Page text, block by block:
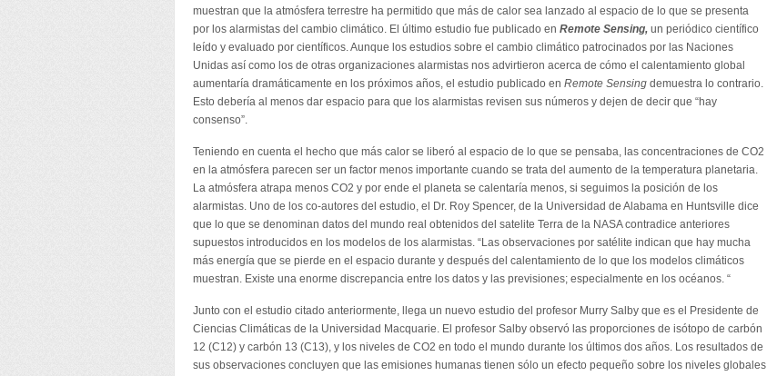
muestran que la atmósfera terrestre ha permitido que más de calor sea lanzado al espacio de lo que se presenta
por los alarmistas del cambio climático. El último estudio fue publicado en Remote Sensing, un periódico científico
leído y evaluado por científicos. Aunque los estudios sobre el cambio climático patrocinados por las Naciones
Unidas así como los de otras organizaciones alarmistas nos advirtieron acerca de cómo el calentamiento global
aumentaría dramáticamente en los próximos años, el estudio publicado en Remote Sensing demuestra lo contrario.
Esto debería al menos dar espacio para que los alarmistas revisen sus números y dejen de decir que “hay
consenso”.
Teniendo en cuenta el hecho que más calor se liberó al espacio de lo que se pensaba, las concentraciones de CO2
en la atmósfera parecen ser un factor menos importante cuando se trata del aumento de la temperatura planetaria.
La atmósfera atrapa menos CO2 y por ende el planeta se calentaría menos, si seguimos la posición de los
alarmistas. Uno de los co-autores del estudio, el Dr. Roy Spencer, de la Universidad de Alabama en Huntsville dice
que lo que se denominan datos del mundo real obtenidos del satelite Terra de la NASA contradice anteriores
supuestos introducidos en los modelos de los alarmistas. “Las observaciones por satélite indican que hay mucha
más energía que se pierde en el espacio durante y después del calentamiento de lo que los modelos climáticos
muestran. Existe una enorme discrepancia entre los datos y las previsiones; especialmente en los océanos. “
Junto con el estudio citado anteriormente, llega un nuevo estudio del profesor Murry Salby que es el Presidente de
Ciencias Climáticas de la Universidad Macquarie. El profesor Salby observó las proporciones de isótopo de carbón
12 (C12) y carbón 13 (C13), y los niveles de CO2 en todo el mundo durante los últimos dos años. Los resultados de
sus observaciones concluyen que las emisiones humanas tienen sólo un efecto pequeño sobre los niveles globales